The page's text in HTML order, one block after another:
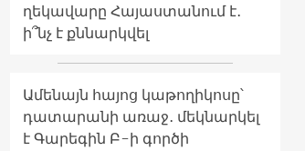
ղեկավարը Հայաստանում է․
ի՞նչ է քննարկվել
Ամենայն հայոց կաթողիկոսը՝
դատարանի առաջ․ մեկնարկել
է Գարեգին Բ-ի գործի